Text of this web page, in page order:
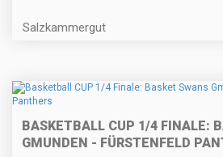
Salzkammergut
BASKETBALL CUP 1/4 FINALE:
GMUNDEN - FÜRSTENFELD